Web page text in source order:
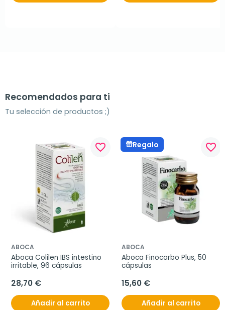
Recomendados para ti
Tu selección de productos ;)
favorite_border
ABOCA
Aboca Colilen IBS intestino
irritable, 96 cápsulas
28,70 €
Añadir al carrito
Regalo favorite_border
ABOCA
Aboca Finocarbo Plus, 50
cápsulas
15,60 €
Añadir al carrito